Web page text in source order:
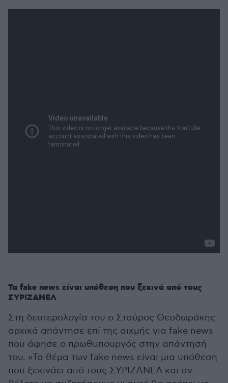
Τα fake news είναι υπόθεση που ξεκινά από τους
ΣΥΡΙΖΑΝΕΛ
Στη δευτερολογία του ο Σταύρος Θεοδωράκης
αρχικά απάντησε επί της αιχμής για fake news
που άφησε ο πρωθυπουργός στην απάντησή
του. «Τα θέμα των fake news είναι μια υπόθεση
που ξεκινάει από τους ΣΥΡΙΖΑΝΕΛ και αν